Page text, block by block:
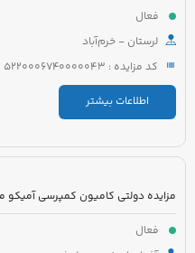
فعال
لرستان - خرم‌آباد
کد مزایده : 5220006740000043
اطلاعات بیشتر
فعال